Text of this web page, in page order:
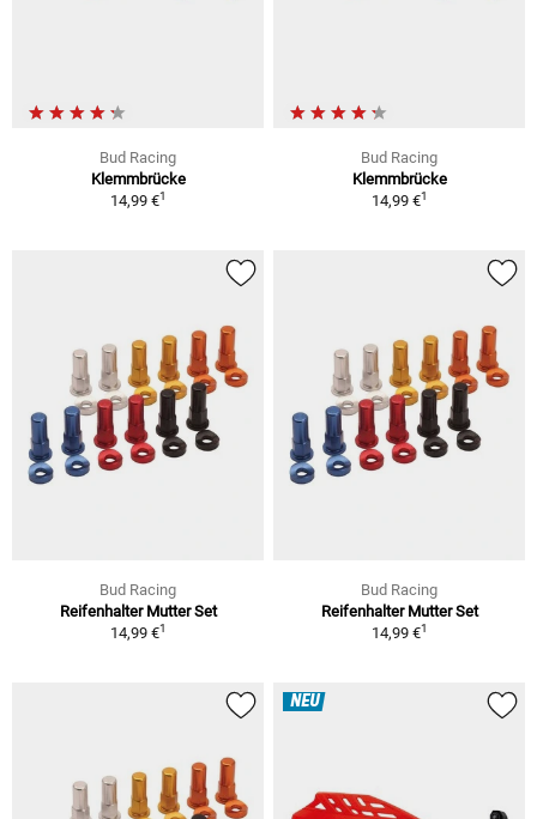
Bud Racing
Klemmbrücke
14,99 €1
Bud Racing
Klemmbrücke
14,99 €1
Bud Racing
Reifenhalter Mutter Set
14,99 €1
Bud Racing
Reifenhalter Mutter Set
14,99 €1
NEU